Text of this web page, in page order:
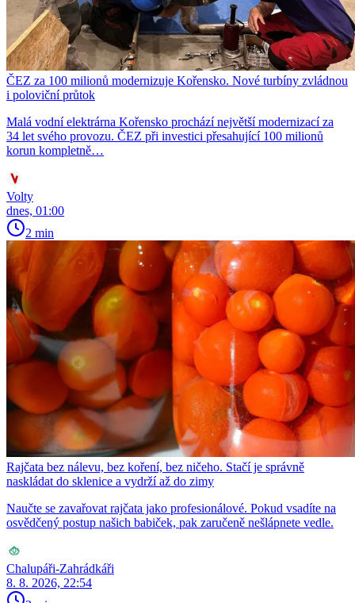
ČEZ za 100 milionů modernizuje Kořensko. Nové turbíny zvládnou
i poloviční průtok
Malá vodní elektrárna Kořensko prochází největší modernizací za
34 let svého provozu. ČEZ při investici přesahující 100 milionů
korun kompletně…
Volty
dnes, 01:00
2 min
Rajčata bez nálevu, bez koření, bez ničeho. Stačí je správně
naskládat do sklenice a vydrží až do zimy
Naučte se zavařovat rajčata jako profesionálové. Pokud vsadíte na
osvědčený postup našich babiček, pak zaručeně nešlápnete vedle.
Chalupáři-Zahrádkáři
8. 8. 2026, 22:54